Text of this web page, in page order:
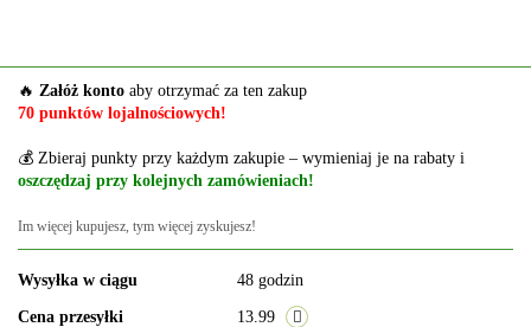
🔥 Załóż konto aby otrzymać za ten zakup
70 punktów lojalnościowych!
💰 Zbieraj punkty przy każdym zakupie – wymieniaj je na rabaty i
oszczędzaj przy kolejnych zamówieniach!
Im więcej kupujesz, tym więcej zyskujesz!
Wysyłka w ciągu 48 godzin
Cena przesyłki 13.99